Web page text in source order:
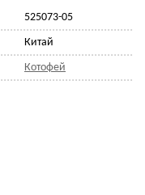
525073-05
Китай
Котофей